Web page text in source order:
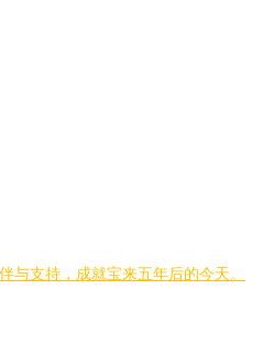
支持，成就宝来五年后的今天。